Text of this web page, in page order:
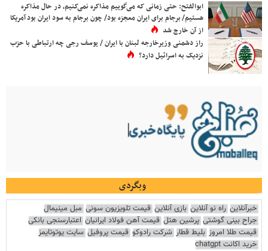
ابوالفتح: حتی زمانی که می‌گوییم مذاکره نمی‌کنیم، در حال مذاکره
هستیم/ برجام برای ایران معجزه بود/ چون برجام به سود ایران بود آمریکا
از آن خارج شد
راز دشمنی وزیرخارجه لبنان با ایران / یوسف رجی چه ارتباطی با حزب
نزدیک به اسرائیل دارد؟
وبگردی
خبرآنلاین راه نو آنلاین بازی آنلاین قیمت تلویزیون سونی مبل مینیمال
جراح بینی گوشتی پرشین هتل قیمت آهن فولاد ایرانیان اعتبارسنجی بانکی
قیمت طلا امروز بلیط قطار شرکت رادوکو قیمت پروفیل سایت یوتوتایمز
خرید اکانت chatgpt